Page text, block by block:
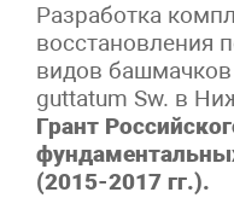
Разработка
восстановления
видов
guttatum Sw. в
Грант
(2015-2017 гг.).